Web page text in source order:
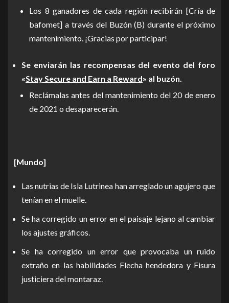
Los 8 ganadores de cada región recibirán [Cría de
bafomet] a través del Buzón (B) durante el próximo
mantenimiento. ¡Gracias por participar!
Se enviarán las recompensas del evento del foro
«Stay Secure and Earn a Reward» al buzón.
Reclámalas antes del mantenimiento del 20 de enero
de 2021 o desaparecerán.
[Mundo]
Las nutrias de Isla Lutrinea han arreglado un agujero que
tenían en el muelle.
Se ha corregido un error en el paisaje lejano al cambiar
los ajustes gráficos.
Se ha corregido un error que provocaba un ruido
extraño en las habilidades Flecha hendedora y Fisura
justiciera del montaraz.